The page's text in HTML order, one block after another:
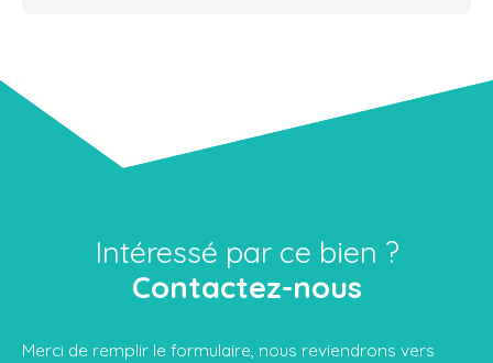
Intéressé par ce bien ?
Contactez-nous
Merci de remplir le formulaire, nous reviendrons vers